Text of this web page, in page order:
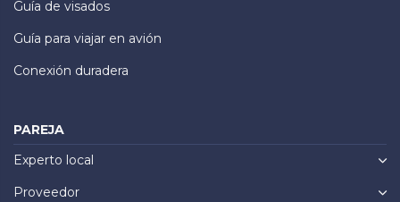
Guía de visados
Guía para viajar en avión
Conexión duradera
PAREJA
Experto local
Proveedor